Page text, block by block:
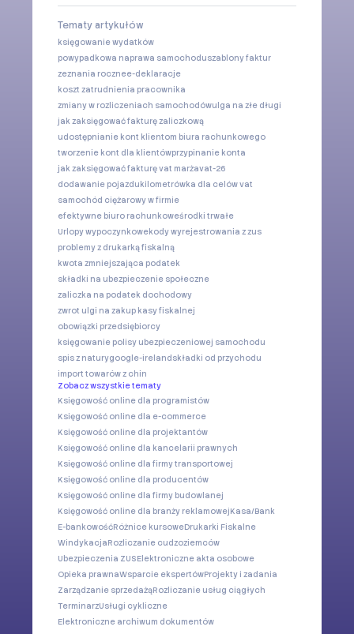
Tematy artykułów
księgowanie wydatków
powypadkowa naprawa samochoduszablony faktur
zeznania rocznee-deklaracje
koszt zatrudnienia pracownika
zmiany w rozliczeniach samochodówulga na złe długi
jak zaksięgować fakturę zaliczkową
udostępnianie kont klientom biura rachunkowego
tworzenie kont dla klientówprzypinanie konta
jak zaksięgować fakturę vat marżavat-26
dodawanie pojazdukilometrówka dla celów vat
samochód ciężarowy w firmie
efektywne biuro rachunkoweśrodki trwałe
Urlopy wypoczynkowekody wyrejestrowania z zus
problemy z drukarką fiskalną
kwota zmniejszająca podatek
składki na ubezpieczenie społeczne
zaliczka na podatek dochodowy
zwrot ulgi na zakup kasy fiskalnej
obowiązki przedsiębiorcy
księgowanie polisy ubezpieczeniowej samochodu
spis z naturygoogle-irelandskładki od przychodu
import towarów z chin
Zobacz wszystkie tematy
Księgowość online dla programistów
Księgowość online dla e-commerce
Księgowość online dla projektantów
Księgowość online dla kancelarii prawnych
Księgowość online dla firmy transportowej
Księgowość online dla producentów
Księgowość online dla firmy budowlanej
Księgowość online dla branży reklamowejKasa/Bank
E-bankowośćRóżnice kursoweDrukarki Fiskalne
WindykacjaRozliczanie cudzoziemców
Ubezpieczenia ZUSElektroniczne akta osobowe
Opieka prawnaWsparcie ekspertówProjekty i zadania
Zarządzanie sprzedażąRozliczanie usług ciągłych
TerminarzUsługi cykliczne
Elektroniczne archiwum dokumentów